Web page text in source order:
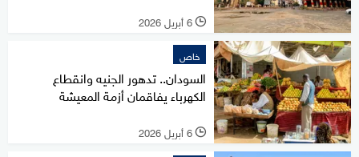
l 6 أبريل 2026
خاص
السودان.. تدهور الجنيه وانقطاع
الكهرباء يفاقمان أزمة المعيشة
l 6 أبريل 2026